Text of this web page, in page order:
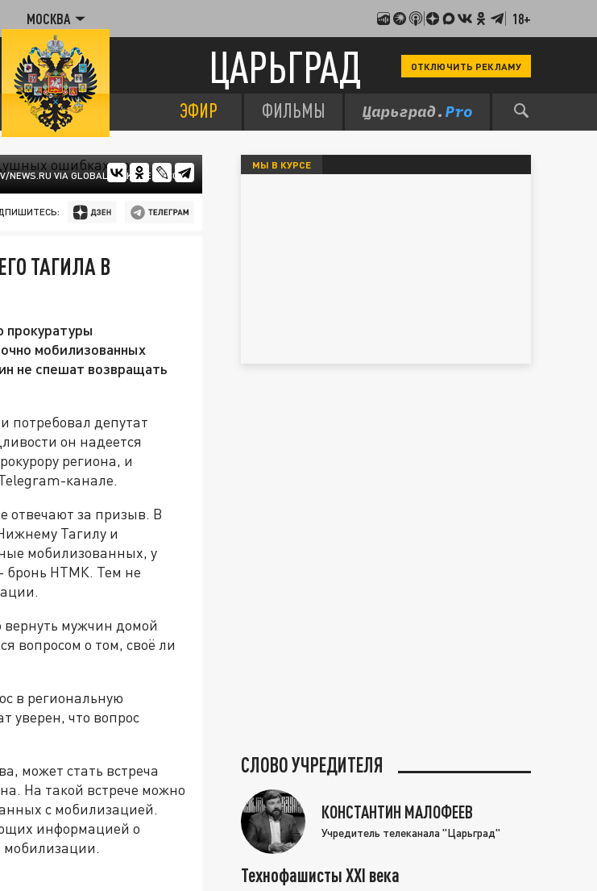
МОСКВА 18+
ЦАРЬГРАД ОТКЛЮЧИТЬ РЕКЛАМУ
ЭФИР ФИЛЬМЫ
NEWS.RU VIA GLOBALLOOKPRESS.COM
ТАГИЛА В
прокуратуры
мобилизованных
не спешат возвращать
потребовал депутат
он надеется
региона, и
канале.
отвечают за призыв. В
Тагилу и
мобилизованных, у
- бронь НТМК. Тем не
мужчин домой
вопросом о том, своё ли
в региональную
уверен, что вопрос
может стать встреча
На такой встрече можно
с мобилизацией.
информацией о
МЫ В КУРСЕ
СЛОВО УЧРЕДИТЕЛЯ
КОНСТАНТИН МАЛОФЕЕВ
Учредитель телеканала "Царьград"
Технофашисты XXI века